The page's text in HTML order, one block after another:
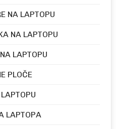
NA LAPTOPU
NA LAPTOPU
LAPTOPU
PLOČE
LAPTOPA